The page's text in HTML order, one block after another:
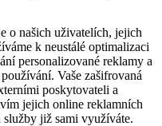
o našich uživatelích, jejich
k neustálé optimalizaci
personalizované reklamy a
Vaše zašifrovaná
poskytovateli a
jejich online reklamních
již sami využíváte.